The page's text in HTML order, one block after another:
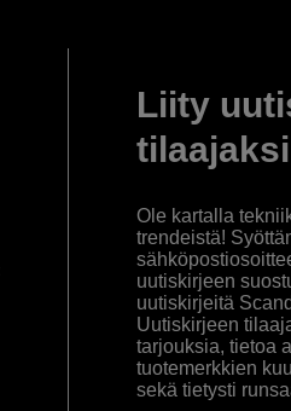
Liity
Ole kartalla
trendeistä!
uutiskirjeen
uutiskirjeitä
Uutiskirjeen
tarjouksia, tietoa
tuotemerkkien
sekä tietysti